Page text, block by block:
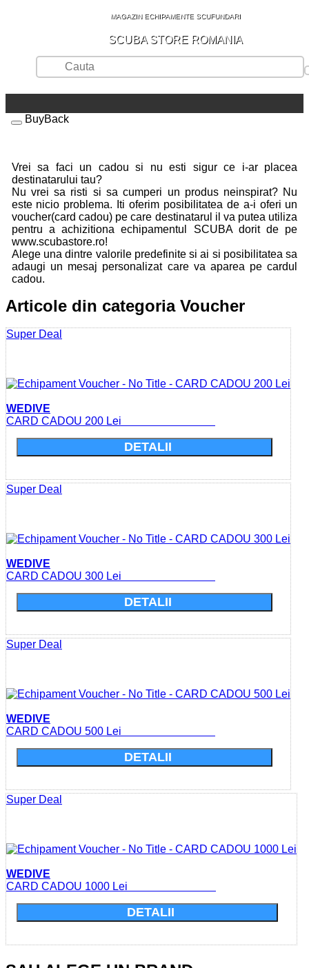
MAGAZIN ECHIPAMENTE SCUFUNDARI
SCUBA STORE ROMANIA
BuyBack
Vrei sa faci un cadou si nu esti sigur ce i-ar placea
destinatarului tau?
Nu vrei sa risti si sa cumperi un produs neinspirat? Nu
este nicio problema. Iti oferim posibilitatea de a-i oferi un
voucher(card cadou) pe care destinatarul il va putea utiliza
pentru a achizitiona echipamentul SCUBA dorit de pe
www.scubastore.ro!
Alege una dintre valorile predefinite si ai si posibilitatea sa
adaugi un mesaj personalizat care va aparea pe cardul
cadou.
Articole din categoria Voucher
Super Deal
WEDIVE
CARD CADOU 200 Lei
DETALII
Super Deal
WEDIVE
CARD CADOU 300 Lei
DETALII
Super Deal
WEDIVE
CARD CADOU 500 Lei
DETALII
Super Deal
WEDIVE
CARD CADOU 1000 Lei
DETALII